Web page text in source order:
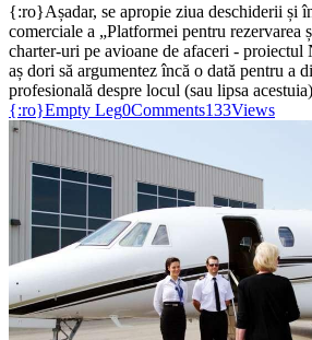
{:ro}Așadar, se apropie ziua deschiderii și
comerciale a „Platformei pentru
charter-uri pe avioane de afaceri - proiectul
aș dori să argumentez încă o dată pentru a
profesională despre locul (sau lipsa
{:ro}Empty Leg0Comments133Views